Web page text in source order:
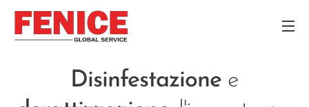
Disinfestazionee